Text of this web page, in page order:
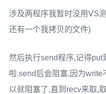
涉及两程序我暂时没用VS
还有一个我拷贝的文件)
然后执行send程序,记得
啦.send后会阻塞,因为
以就阻塞了,直到recv来取,